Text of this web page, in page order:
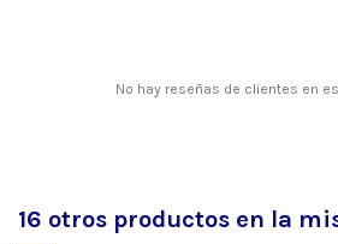
No hay reseñas de clientes en
16 otros productos en la